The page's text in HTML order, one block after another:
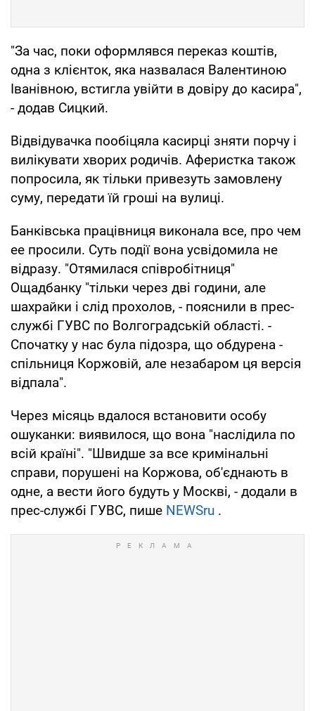
"За час, поки оформлявся переказ коштів,
одна з клієнток, яка назвалася Валентиною
Іванівною, встигла увійти в довіру до касира",
- додав Сицкий.
Відвідувачка пообіцяла касирці зняти порчу і
вилікувати хворих родичів. Аферистка також
попросила, як тільки привезуть замовлену
суму, передати їй гроші на вулиці.
Банківська працівниця виконала всe, про чeм
еe просили. Суть події вона усвідомила не
відразу. "Отямилася співробітниця"
Ощадбанку "тільки через дві години, але
шахрайки і слід прохолов, - пояснили в прес-
службі ГУВС по Волгоградській області. -
Спочатку у нас була підозра, що обдурена -
спільниця Коржовій, але незабаром ця версія
відпала".
Через місяць вдалося встановити особу
ошуканки: виявилося, що вона "наслідила по
всій країні". "Швидше за все кримінальні
справи, порушені на Коржова, об'єднають в
одне, а вести його будуть у Москві, - додали в
прес-службі ГУВС, пише NEWSru .